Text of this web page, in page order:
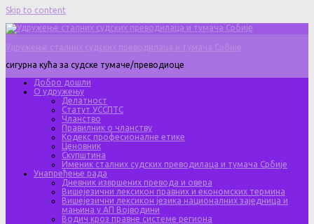
Skip to content
Удружење сталних судских преводилаца и тумача Србије
сигурна кућа за судске тумаче/преводиоце
Добро дошли
О удружењу
Делатност
Статут УССПТС
Чланство
Правилник о чланству
Кодекс професионалне етике
Ценовник
Скупштина
Именик сталних судских преводилаца и тумача Србије
Унапређење рада
Дневник извршених превода и овера
Вишејезични лексикон правних и економских термина
Вишејезични лексикон језика националних заједница и
мањина у АП Војводини
Водич кроз правне системе региона